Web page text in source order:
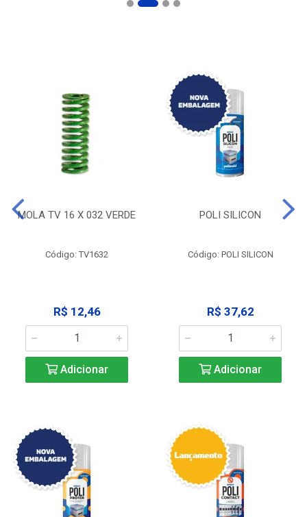
MOLA TV 16 X 032 VERDE
Código: TV1632
R$ 12,46
Adicionar
POLI SILICON
Código: POLI SILICON
R$ 37,62
Adicionar